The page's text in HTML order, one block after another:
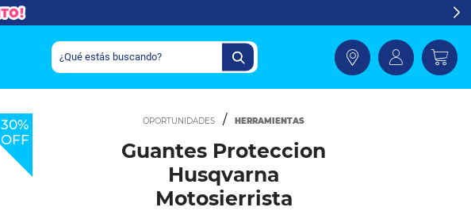
30%
OFF
HERRAMIENTAS
Guantes Proteccion
Husqvarna
Motosierrista